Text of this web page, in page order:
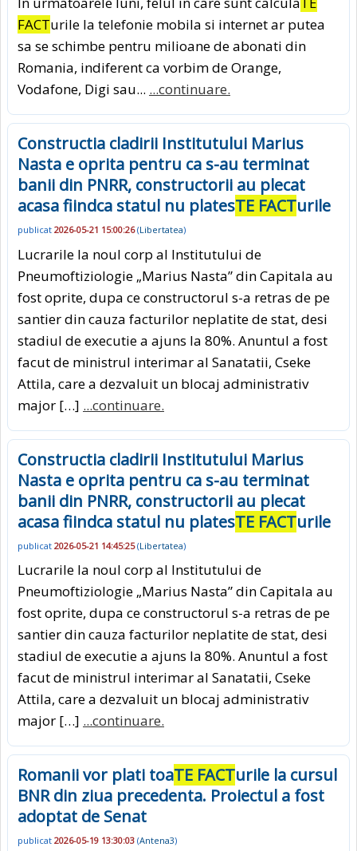
FACTurile la telefonie mobila si internet ar putea
sa se schimbe pentru milioane de abonati din
Romania, indiferent ca vorbim de Orange,
Vodafone, Digi sau... ...continuare.
Constructia cladirii Institutului Marius
Nasta e oprita pentru ca s-au terminat
banii din PNRR, constructorii au plecat
acasa fiindca statul nu platesTE FACTurile
publicat 2026-05-21 15:00:26(Libertatea)
Lucrarile la noul corp al Institutului de
Pneumoftiziologie „Marius Nasta” din Capitala au
fost oprite, dupa ce constructorul s-a retras de pe
santier din cauza facturilor neplatite de stat, desi
stadiul de executie a ajuns la 80%. Anuntul a fost
facut de ministrul interimar al Sanatatii, Cseke
Attila, care a dezvaluit un blocaj administrativ
major […] ...continuare.
Constructia cladirii Institutului Marius
Nasta e oprita pentru ca s-au terminat
banii din PNRR, constructorii au plecat
acasa fiindca statul nu platesTE FACTurile
publicat 2026-05-21 14:45:25(Libertatea)
Lucrarile la noul corp al Institutului de
Pneumoftiziologie „Marius Nasta” din Capitala au
fost oprite, dupa ce constructorul s-a retras de pe
santier din cauza facturilor neplatite de stat, desi
stadiul de executie a ajuns la 80%. Anuntul a fost
facut de ministrul interimar al Sanatatii, Cseke
Attila, care a dezvaluit un blocaj administrativ
major […] ...continuare.
Romanii vor plati toaTE FACTurile la cursul
BNR din ziua precedenta. Proiectul a fost
adoptat de Senat
publicat 2026-05-19 13:30:03 (Antena3)